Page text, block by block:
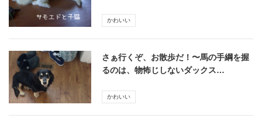
かわいい
さぁ行くぞ、お散歩だ！〜馬の手綱を握
るのは、物怖じしないダックス…
かわいい